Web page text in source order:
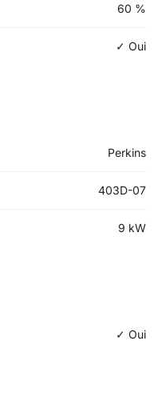
60 %
✓ Oui
Perkins
403D-07
9 kW
✓ Oui